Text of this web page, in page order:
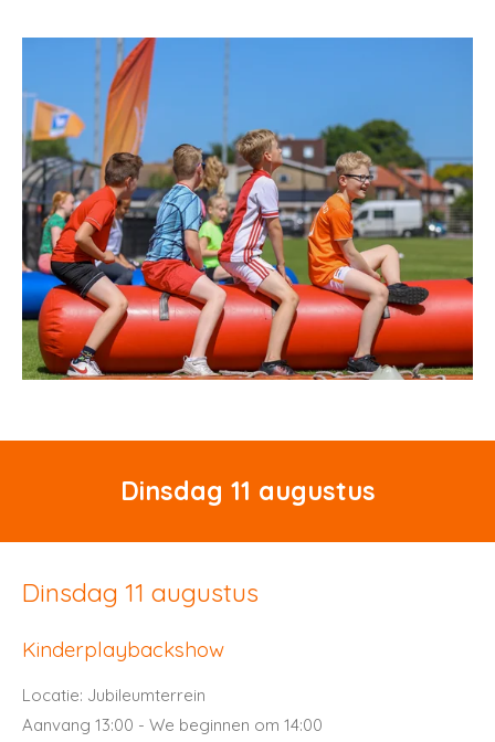
Dinsdag 11 augustus
Dinsdag 11 augustus
Kinderplaybackshow
Locatie: Jubileumterrein
Aanvang 13:00 - We beginnen om 14:00